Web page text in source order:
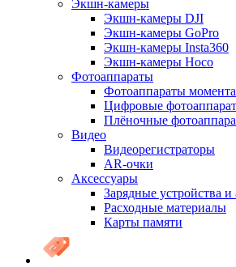
Экшн-камеры
Экшн-камеры DJI
Экшн-камеры GoPro
Экшн-камеры Insta360
Экшн-камеры Hoco
Фотоаппараты
Фотоаппараты
Цифровые
Плёночные
Видео
Видеорегистраторы
AR-очки
Аксессуары
Зарядные устройства
Расходные материалы
Карты памяти